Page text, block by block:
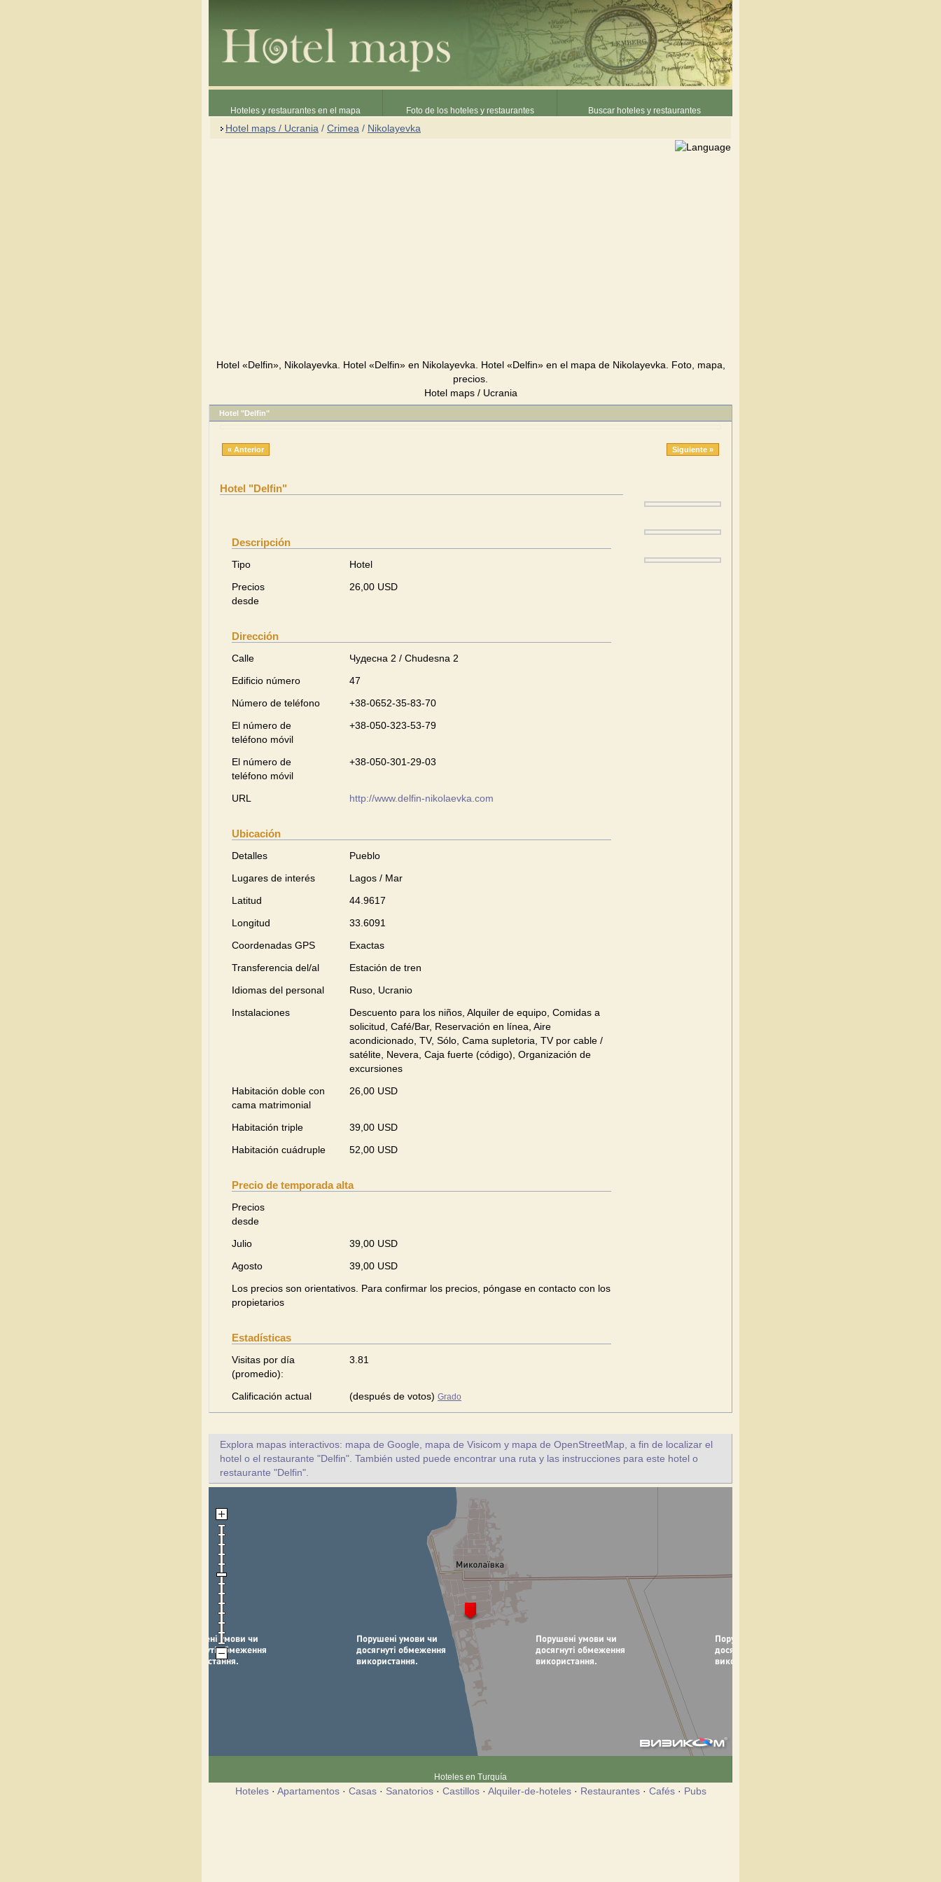
Hoteles y restaurantes en el mapa Foto de los hoteles y restaurantes Buscar hoteles y restaurantes
Hotel maps / Ucrania / Crimea / Nikolayevka
Hotel «Delfin», Nikolayevka. Hotel «Delfin» en Nikolayevka. Hotel «Delfin» en el mapa de Nikolayevka. Foto, mapa,
precios.
Hotel maps / Ucrania
Hotel "Delfin"
« Anterior Siguiente »
Hotel "Delfin"
Descripción
Tipo
Hotel
Precios
desde
26,00 USD
Dirección
Calle
Чудесна 2 / Chudesna 2
Edificio número
47
Número de teléfono
+38-0652-35-83-70
El número de
teléfono móvil
+38-050-323-53-79
El número de
teléfono móvil
+38-050-301-29-03
URL http://www.delfin-nikolaevka.com
Ubicación
Detalles
Pueblo
Lugares de interés
Lagos / Mar
Latitud
44.9617
Longitud
33.6091
Coordenadas GPS
Exactas
Transferencia del/al
Estación de tren
Idiomas del personal
Ruso, Ucranio
Instalaciones
Descuento para los niños, Alquiler de equipo, Comidas a
solicitud, Café/Bar, Reservación en línea, Aire
acondicionado, TV, Sólo, Cama supletoria, TV por cable /
satélite, Nevera, Caja fuerte (código), Organización de
excursiones
Habitación doble con
cama matrimonial
26,00 USD
Habitación triple
39,00 USD
Habitación cuádruple
52,00 USD
Precio de temporada alta
Precios
desde
Julio
39,00 USD
Agosto
39,00 USD
Los precios son orientativos. Para confirmar los precios, póngase en contacto con los
propietarios
Estadísticas
Visitas por día
(promedio):
3.81
Calificación actual (después de votos) Grado
Explora mapas interactivos: mapa de Google, mapa de Visicom y mapa de OpenStreetMap, a fin de localizar el
hotel o el restaurante "Delfin". También usted puede encontrar una ruta y las instrucciones para este hotel o
restaurante "Delfin".
Hoteles en Turquía
Hoteles· Apartamentos· Casas· Sanatorios· Castillos· Alquiler-de-hoteles· Restaurantes· Cafés· Pubs